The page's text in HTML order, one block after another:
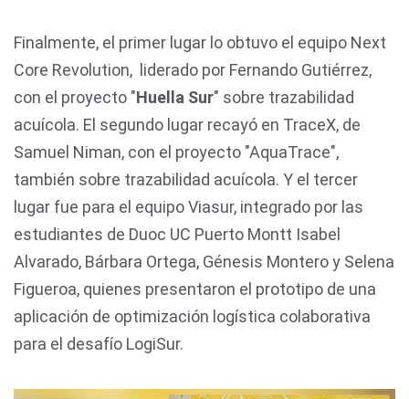
Finalmente, el primer lugar lo obtuvo el equipo Next
Core Revolution, liderado por Fernando Gutiérrez,
con el proyecto "Huella Sur" sobre trazabilidad
acuícola. El segundo lugar recayó en TraceX, de
Samuel Niman, con el proyecto "AquaTrace",
también sobre trazabilidad acuícola. Y el tercer
lugar fue para el equipo Viasur, integrado por las
estudiantes de Duoc UC Puerto Montt Isabel
Alvarado, Bárbara Ortega, Génesis Montero y Selena
Figueroa, quienes presentaron el prototipo de una
aplicación de optimización logística colaborativa
para el desafío LogiSur.